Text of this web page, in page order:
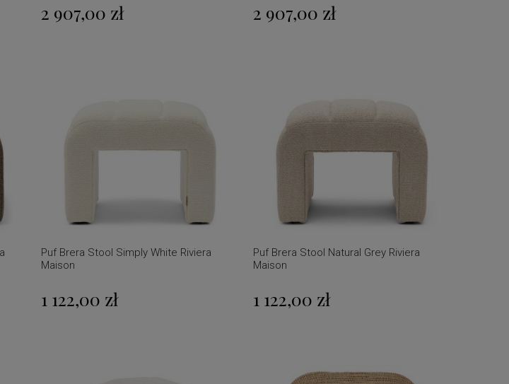
2 907,00 zł 2 907,00 zł
Puf Brera Stool Simply White Riviera
Maison
1 122,00 zł
Puf Brera Stool Natural Grey Riviera
Maison
1 122,00 zł